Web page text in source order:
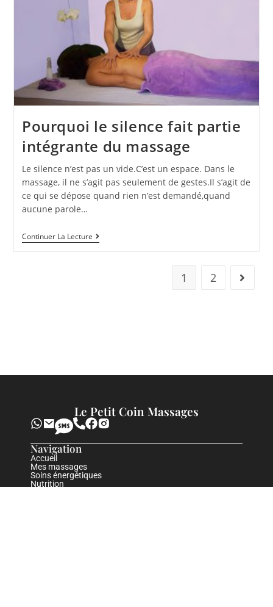
Pourquoi le silence fait partie
intégrante du massage
Le silence n’est pas un vide.C’est un espace. Dans le
massage, il ne s’agit pas seulement de gestes.Il s’agit de
ce qui se dépose quand rien n’est demandé,quand
aucune parole…
Continuer La Lecture
1 2
Le Petit Coin Massages
Navigation
Accueil
Mes massages
Soins énergétiques
Nutrition